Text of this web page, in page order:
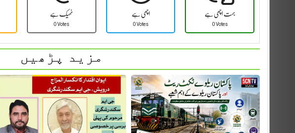
ٹھیک ہے
0 Votes
اچھی ہے
0 Votes
بہت اچھی ہے
0 Votes
مزید پڑھیں